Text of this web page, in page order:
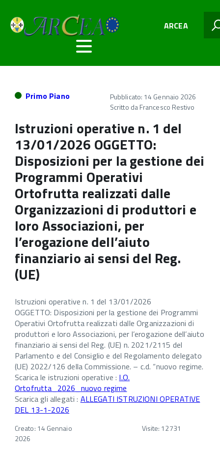
ARCEA
Primo Piano
Pubblicato: 14 Gennaio 2026
Scritto daFrancesco Restivo
Istruzioni operative n. 1 del
13/01/2026 OGGETTO:
Disposizioni per la gestione dei
Programmi Operativi
Ortofrutta realizzati dalle
Organizzazioni di produttori e
loro Associazioni, per
l’erogazione dell’aiuto
finanziario ai sensi del Reg.
(UE)
Istruzioni operative n. 1 del 13/01/2026
OGGETTO: Disposizioni per la gestione dei Programmi
Operativi Ortofrutta realizzati dalle Organizzazioni di
produttori e loro Associazioni, per l’erogazione dell’aiuto
finanziario ai sensi del Reg. (UE) n. 2021/2115 del
Parlamento e del Consiglio e del Regolamento delegato
(UE) 2022/126 della Commissione. – c.d. “nuovo regime.
Scarica le istruzioni operative : I.O.
Ortofrutta_2026_nuovo regime
Scarica gli allegati : ALLEGATI ISTRUZIONI OPERATIVE
DEL 13-1-2026
Creato: 14 Gennaio
2026
Visite: 12731